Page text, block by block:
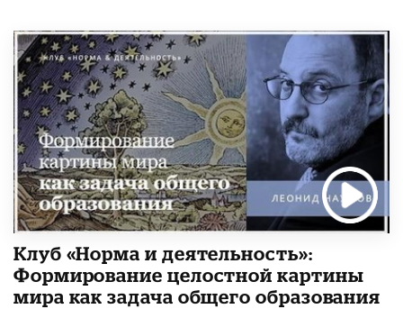
Клуб «Норма и деятельность»:
Формирование целостной картины
мира как задача общего образования